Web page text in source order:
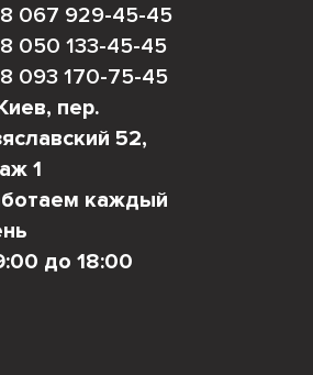
067 929-45-45
050 133-45-45
093 170-75-45
пер.
52,
1
каждый
до 18:00